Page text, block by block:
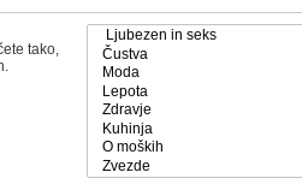
tako,